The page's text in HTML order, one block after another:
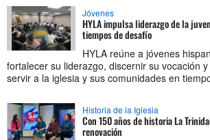
Jóvenes
HYLA impulsa liderazgo de la
tiempos de desafío
HYLA reúne a jóvenes
fortalecer su liderazgo, discernir su vocación
servir a la iglesia y sus comunidades en
Historia de la Iglesia
Con 150 años de historia La
renovación